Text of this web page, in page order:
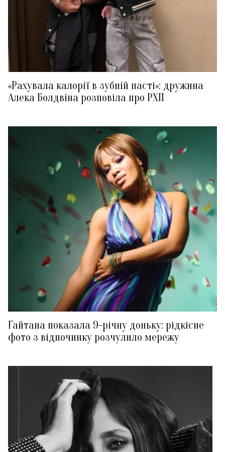
«Рахувала калорії в зубній пасті»: дружина
Алека Болдвіна розповіла про РХП
Гайтана показала 9-річну доньку: рідкісне
фото з відпочинку розчулило мережу